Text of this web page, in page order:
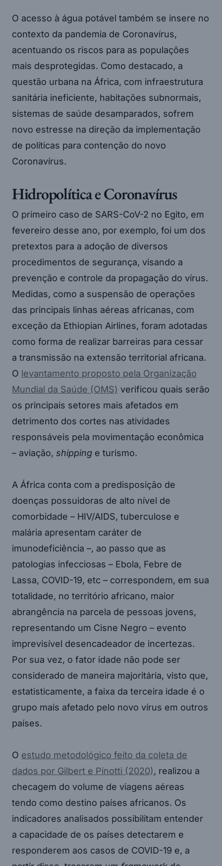
O acesso à água potável também se insere no
contexto da pandemia de Coronavírus,
acentuando os riscos para as populações
mais desprotegidas. Como destacado, a
questão urbana na África, com infraestrutura
sanitária ineficiente, habitações subnormais,
sistemas de saúde desamparados, sofrem
novo estresse na direção da implementação
de políticas para contenção do novo
Coronavírus.
Hidropolítica e Coronavírus
O primeiro caso de SARS-CoV-2 no Egito, em
fevereiro desse ano, por exemplo, foi um dos
pretextos para a adoção de diversos
procedimentos de segurança, visando a
prevenção e controle da propagação do vírus.
Medidas, como a suspensão de operações
das principais linhas aéreas africanas, com
exceção da Ethiopian Airlines, foram adotadas
como forma de realizar barreiras para cessar
a transmissão na extensão territorial africana.
O levantamento proposto pela Organização
Mundial da Saúde (OMS) verificou quais serão
os principais setores mais afetados em
detrimento dos cortes nas atividades
responsáveis pela movimentação econômica
– aviação, shipping e turismo.
A África conta com a predisposição de
doenças possuidoras de alto nível de
comorbidade – HIV/AIDS, tuberculose e
malária apresentam caráter de
imunodeficiência –, ao passo que as
patologias infecciosas – Ebola, Febre de
Lassa, COVID-19, etc – correspondem, em sua
totalidade, no território africano, maior
abrangência na parcela de pessoas jovens,
representando um Cisne Negro – evento
imprevisível desencadeador de incertezas.
Por sua vez, o fator idade não pode ser
considerado de maneira majoritária, visto que,
estatisticamente, a faixa da terceira idade é o
grupo mais afetado pelo novo vírus em outros
países.
O estudo metodológico feito da coleta de
dados por Gilbert e Pinotti (2020), realizou a
checagem do volume de viagens aéreas
tendo como destino países africanos. Os
indicadores analisados possibilitam entender
a capacidade de os países detectarem e
responderem aos casos de COVID-19 e, a